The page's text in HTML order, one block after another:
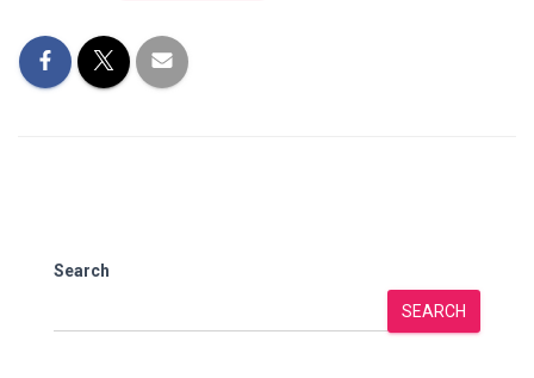
Search
SEARCH